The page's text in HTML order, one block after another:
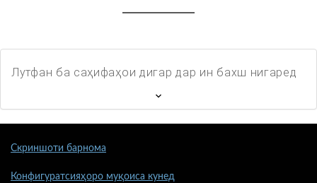
Лутфан ба саҳифаҳои дигар дар ин бахш нигаред
Скриншоти барнома
Конфигуратсияҳоро муқоиса кунед